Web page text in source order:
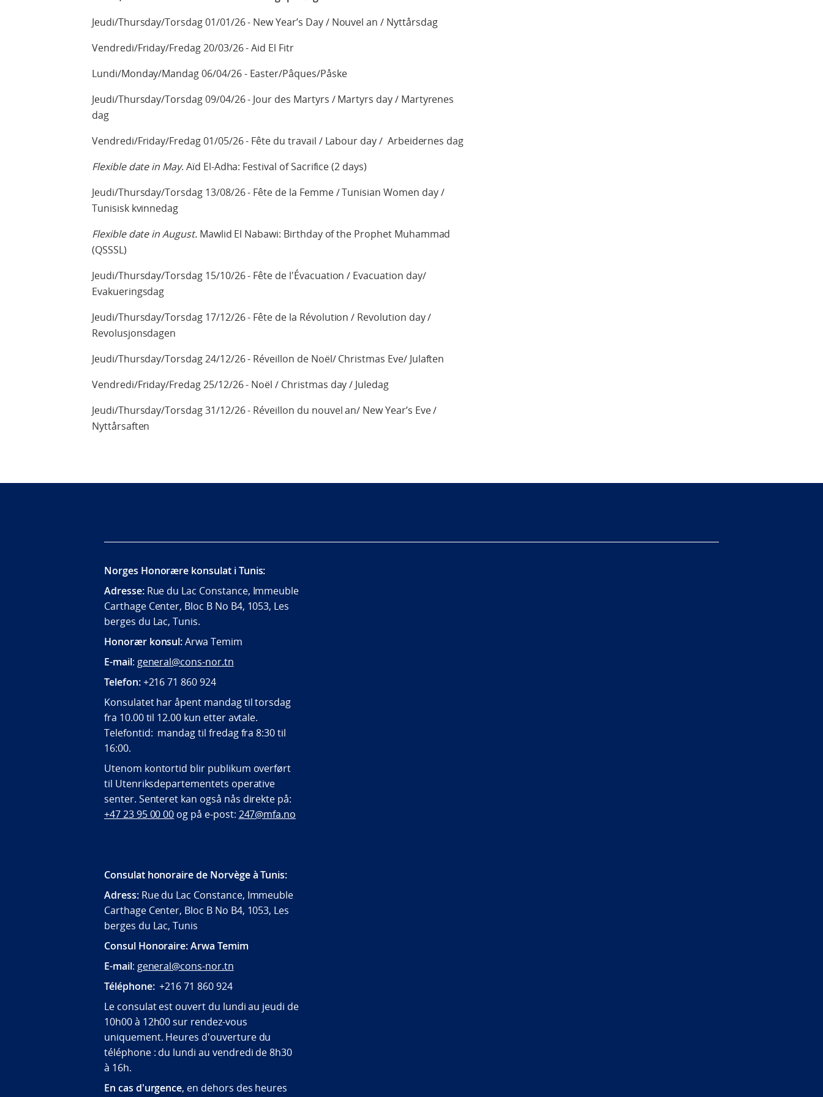
Jeudi/Thursday/Torsdag 01/01/26 - New Year’s Day / Nouvel an / Nyttårsdag
Vendredi/Friday/Fredag 20/03/26 - Aid El Fitr
Lundi/Monday/Mandag 06/04/26 - Easter/Pâques/Påske
Jeudi/Thursday/Torsdag 09/04/26 - Jour des Martyrs / Martyrs day / Martyrenes
dag
Vendredi/Friday/Fredag 01/05/26 - Fête du travail / Labour day / Arbeidernes dag
Flexible date in May. Aïd El-Adha: Festival of Sacrifice (2 days)
Jeudi/Thursday/Torsdag 13/08/26 - Fête de la Femme / Tunisian Women day /
Tunisisk kvinnedag
Flexible date in August.Mawlid El Nabawi: Birthday of the Prophet Muhammad
(QSSSL)
Jeudi/Thursday/Torsdag 15/10/26 - Fête de l'Évacuation / Evacuation day/
Evakueringsdag
Jeudi/Thursday/Torsdag 17/12/26 - Fête de la Révolution / Revolution day /
Revolusjonsdagen
Jeudi/Thursday/Torsdag 24/12/26 - Réveillon de Noël/ Christmas Eve/ Julaften
Vendredi/Friday/Fredag 25/12/26 - Noël / Christmas day / Juledag
Jeudi/Thursday/Torsdag 31/12/26 - Réveillon du nouvel an/ New Year’s Eve /
Nyttårsaften
Norges Honorære konsulat i Tunis:
Adresse: Rue du Lac Constance, Immeuble
Carthage Center, Bloc B No B4, 1053, Les
berges du Lac, Tunis.
Honorær konsul:Arwa Temim
E-mail: general@cons-nor.tn
Telefon:+216 71 860 924
Konsulatet har åpent mandag til torsdag
fra 10.00 til 12.00 kun etter avtale.
Telefontid: mandag til fredag fra 8:30 til
16:00.
Utenom kontortid blir publikum overført
til Utenriksdepartementets operative
senter. Senteret kan også nås direkte på:
+47 23 95 00 00 og på e-post: 247@mfa.no
Consulat honorairede Norvège à Tunis:
Adress: Rue du Lac Constance, Immeuble
Carthage Center, Bloc B No B4, 1053, Les
berges du Lac, Tunis
Consul Honoraire: Arwa Temim
E-mail: general@cons-nor.tn
Téléphone: +216 71 860 924
Le consulat est ouvert du lundi au jeudi de
10h00 à 12h00 sur rendez-vous
uniquement. Heures d'ouverture du
téléphone : du lundi au vendredi de 8h30
à 16h.
En cas d'urgence, en dehors des heures